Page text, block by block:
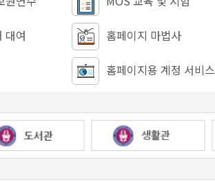
대여 홈페이지 마법사
홈페이지용 계정 서비스